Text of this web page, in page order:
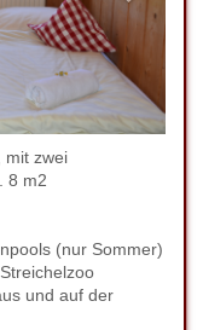
mit zwei
8 m2
(nur Sommer)
und auf der